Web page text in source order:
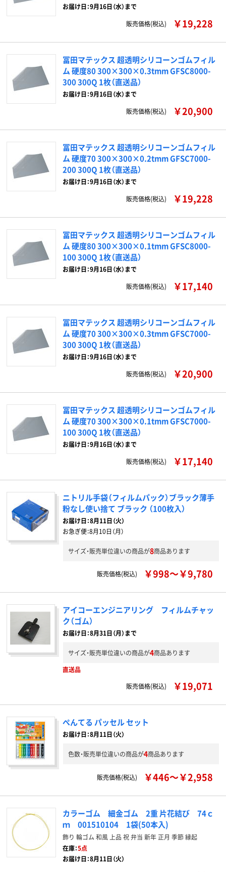
お届け日：9月16日（水）まで
販売価格(税込)
￥19,228
冨田マテックス 超透明シリコーンゴムフィル
ム 硬度80 300×300×0.3tmm GFSC8000-
300 300Q 1枚（直送品）
お届け日：9月16日（水）まで
販売価格(税込)
￥20,900
冨田マテックス 超透明シリコーンゴムフィル
ム 硬度70 300×300×0.2tmm GFSC7000-
200 300Q 1枚（直送品）
お届け日：9月16日（水）まで
販売価格(税込)
￥19,228
冨田マテックス 超透明シリコーンゴムフィル
ム 硬度80 300×300×0.1tmm GFSC8000-
100 300Q 1枚（直送品）
お届け日：9月16日（水）まで
販売価格(税込)
￥17,140
冨田マテックス 超透明シリコーンゴムフィル
ム 硬度70 300×300×0.3tmm GFSC7000-
300 300Q 1枚（直送品）
お届け日：9月16日（水）まで
販売価格(税込)
￥20,900
冨田マテックス 超透明シリコーンゴムフィル
ム 硬度70 300×300×0.1tmm GFSC7000-
100 300Q 1枚（直送品）
お届け日：9月16日（水）まで
販売価格(税込)
￥17,140
ニトリル手袋（フィルムパック）ブラック薄手
粉なし使い捨て ブラック （100枚入）
お届け日：8月11日（火）
お急ぎ便：8月10日（月）
サイズ・販売単位違いの商品が8商品あります
販売価格(税込) ￥998～￥9,780
アイコーエンジニアリング フィルムチャッ
ク（ゴム）
お届け日：8月31日（月）まで
サイズ・販売単位違いの商品が4商品あります
直送品
販売価格(税込)
￥19,071
ぺんてる パッセル セット
お届け日：8月11日（火）
色数・販売単位違いの商品が4商品あります
販売価格(税込) ￥446～￥2,958
カラーゴム 細金ゴム 2重 片花結び 74ｃ
ｍ 001510104 1袋(50本入)
飾り 輪ゴム 和風 上品 祝 弁当 新年 正月 季節 縁起
在庫：5点
お届け日：8月11日（火）